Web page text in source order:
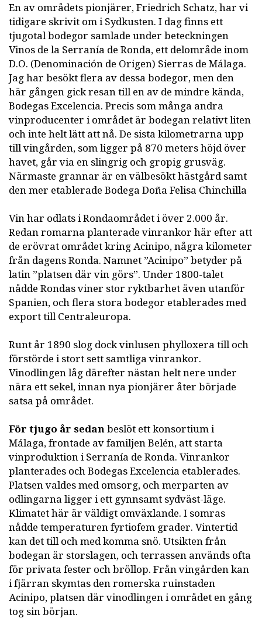
En av områdets pionjärer, Friedrich Schatz, har vi
tidigare skrivit om i Sydkusten. I dag finns ett
tjugotal bodegor samlade under beteckningen
Vinos de la Serranía de Ronda, ett delområde inom
D.O. (Denominación de Origen) Sierras de Málaga.
Jag har besökt flera av dessa bodegor, men den
här gången gick resan till en av de mindre kända,
Bodegas Excelencia. Precis som många andra
vinproducenter i området är bodegan relativt liten
och inte helt lätt att nå. De sista kilometrarna upp
till vingården, som ligger på 870 meters höjd över
havet, går via en slingrig och gropig grusväg.
Närmaste grannar är en välbesökt hästgård samt
den mer etablerade Bodega Doña Felisa Chinchilla
Vin har odlats i Rondaområdet i över 2.000 år.
Redan romarna planterade vinrankor här efter att
de erövrat området kring Acinipo, några kilometer
från dagens Ronda. Namnet ”Acinipo” betyder på
latin ”platsen där vin görs”. Under 1800-talet
nådde Rondas viner stor ryktbarhet även utanför
Spanien, och flera stora bodegor etablerades med
export till Centraleuropa.
Runt år 1890 slog dock vinlusen phylloxera till och
förstörde i stort sett samtliga vinrankor.
Vinodlingen låg därefter nästan helt nere under
nära ett sekel, innan nya pionjärer åter började
satsa på området.
För tjugo år sedanbeslöt ett konsortium i
Málaga, frontade av familjen Belén, att starta
vinproduktion i Serranía de Ronda. Vinrankor
planterades och Bodegas Excelencia etablerades.
Platsen valdes med omsorg, och merparten av
odlingarna ligger i ett gynnsamt sydväst-läge.
Klimatet här är väldigt omväxlande. I somras
nådde temperaturen fyrtiofem grader. Vintertid
kan det till och med komma snö. Utsikten från
bodegan är storslagen, och terrassen används ofta
för privata fester och bröllop. Från vingården kan
i fjärran skymtas den romerska ruinstaden
Acinipo, platsen där vinodlingen i området en gång
tog sin början.